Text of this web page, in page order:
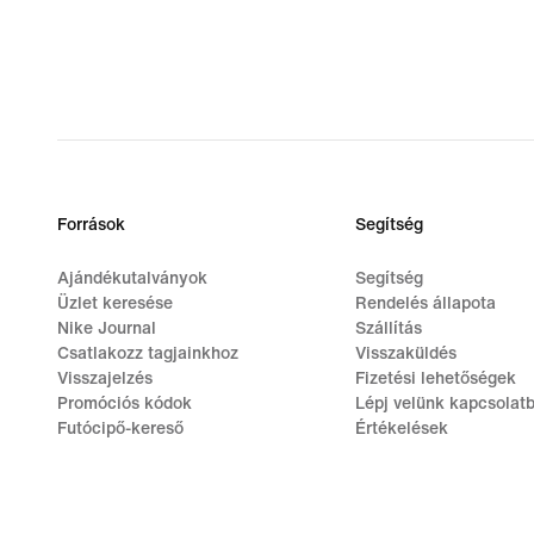
Források
Ajándékutalványok
Üzlet keresése
Nike Journal
Csatlakozz tagjainkhoz
Visszajelzés
Promóciós kódok
Futócipő-kereső
Segítség
Segítség
Rendelés állapota
Szállítás
Visszaküldés
Fizetési lehetőségek
Lépj velünk
Értékelések